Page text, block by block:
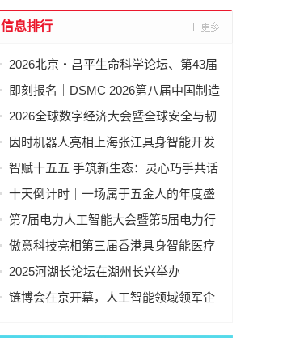
信息排行
2026北京・昌平生命科学论坛、第43届
全国医药工业信息年会在京开幕
即刻报名｜DSMC 2026第八届中国制造
业&新能源数智峰会全新启程！
2026全球数字经济大会暨全球安全与韧
性经济AI论坛在京隆重召开
因时机器人亮相上海张江具身智能开发
者大会
智赋十五五 手筑新生态：灵心巧手共话
具身智能新基建
十天倒计时｜一场属于五金人的年度盛
会，即将启幕！
第7届电力人工智能大会暨第5届电力行
业数字化转型大会，10月相约杭州！
傲意科技亮相第三届香港具身智能医疗
科技论坛，共同探讨医疗科技企业出海
2025河湖长论坛在湖州长兴举办
链博会在京开幕，人工智能领域领军企